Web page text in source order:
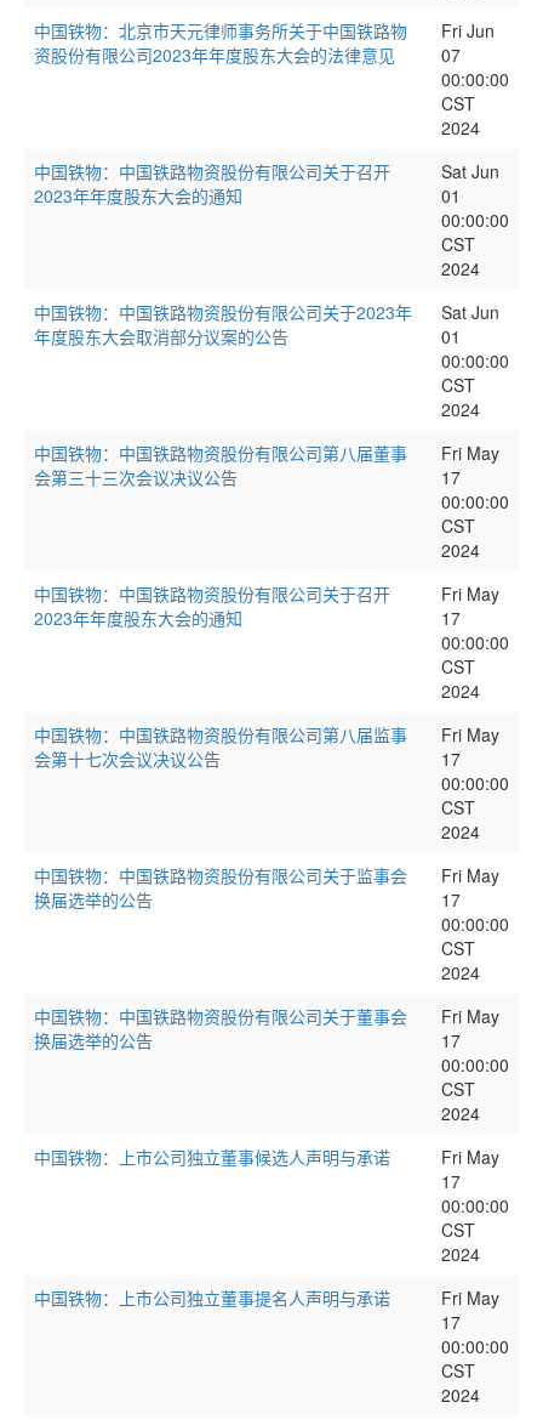
中国铁物：北京市天元律师事务所关于中国铁路物
资股份有限公司2023年年度股东大会的法律意见
Fri Jun
07
00:00:00
CST
2024
中国铁物：中国铁路物资股份有限公司关于召开
2023年年度股东大会的通知
Sat Jun
01
00:00:00
CST
2024
中国铁物：中国铁路物资股份有限公司关于2023年
年度股东大会取消部分议案的公告
Sat Jun
01
00:00:00
CST
2024
中国铁物：中国铁路物资股份有限公司第八届董事
会第三十三次会议决议公告
Fri May
17
00:00:00
CST
2024
中国铁物：中国铁路物资股份有限公司关于召开
2023年年度股东大会的通知
Fri May
17
00:00:00
CST
2024
中国铁物：中国铁路物资股份有限公司第八届监事
会第十七次会议决议公告
Fri May
17
00:00:00
CST
2024
中国铁物：中国铁路物资股份有限公司关于监事会
换届选举的公告
Fri May
17
00:00:00
CST
2024
中国铁物：中国铁路物资股份有限公司关于董事会
换届选举的公告
Fri May
17
00:00:00
CST
2024
中国铁物：上市公司独立董事候选人声明与承诺
Fri May
17
00:00:00
CST
2024
中国铁物：上市公司独立董事提名人声明与承诺
Fri May
17
00:00:00
CST
2024